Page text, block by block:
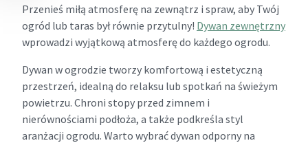
Przenieś miłą atmosferę na zewnątrz i spraw, aby Twój
ogród lub taras był równie przytulny! Dywan zewnętrzny
wprowadzi wyjątkową atmosferę do każdego ogrodu.
Dywan w ogrodzie tworzy komfortową i estetyczną
przestrzeń, idealną do relaksu lub spotkań na świeżym
powietrzu. Chroni stopy przed zimnem i
nierównościami podłoża, a także podkreśla styl
aranżacji ogrodu. Warto wybrać dywan odporny na